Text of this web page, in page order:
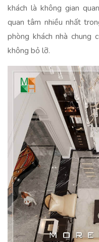
khách là không gian
quan tâm nhiều nhất
phòng khách nhà
không bỏ lỡ.